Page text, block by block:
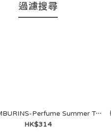
過濾搜尋
韓國 TAMBURINS-Perfume Summer Tails 11mL
HK$314